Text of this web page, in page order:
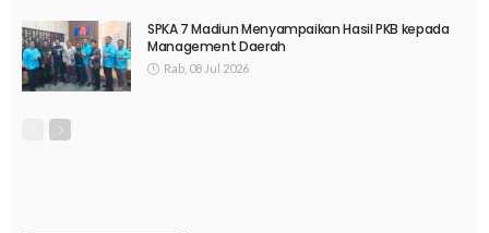
SPKA 7 Madiun Menyampaikan Hasil PKB kepada
Management Daerah
Rab, 08 Jul 2026